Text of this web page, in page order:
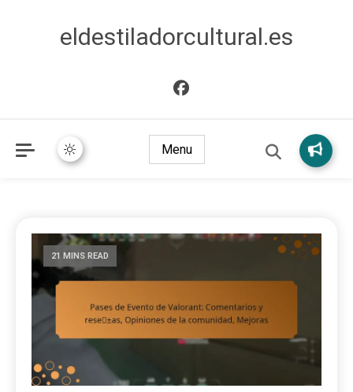
eldestiladorcultural.es
Menu
21 MINS READ